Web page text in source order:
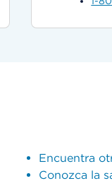
Encuentra
Conozca la